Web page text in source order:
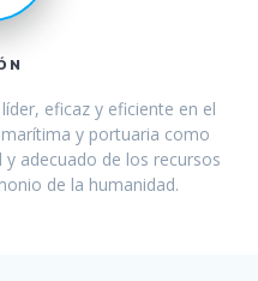
eficaz y eficiente en el
y portuaria como
adecuado de los recursos
de la humanidad.